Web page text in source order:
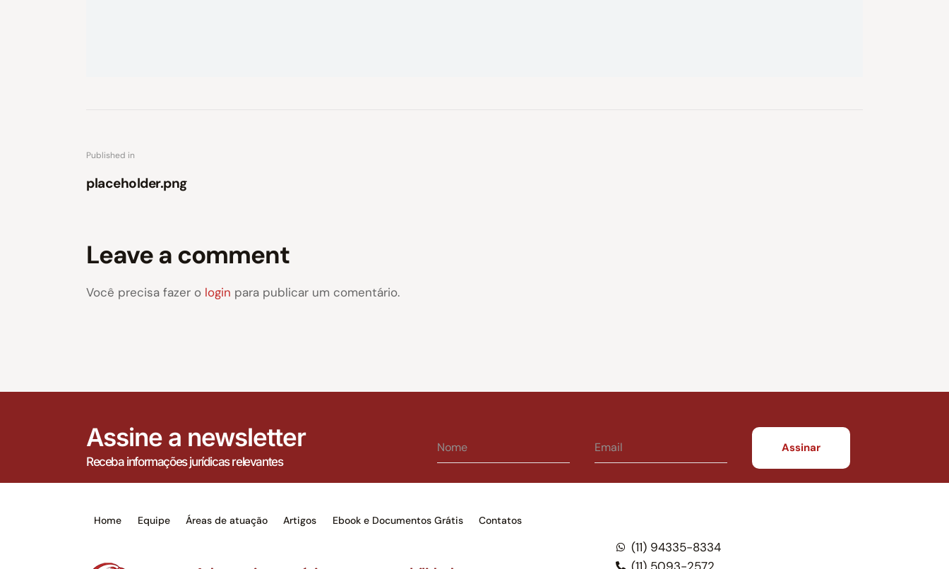
Published in
placeholder.png
Leave a comment
Você precisa fazer o login para publicar um comentário.
Assine a newsletter
Receba informações jurídicas relevantes
Home Equipe Áreas de atuação Artigos Ebook e Documentos Grátis Contatos
(11) 94335-8334
(11) 5093-2572